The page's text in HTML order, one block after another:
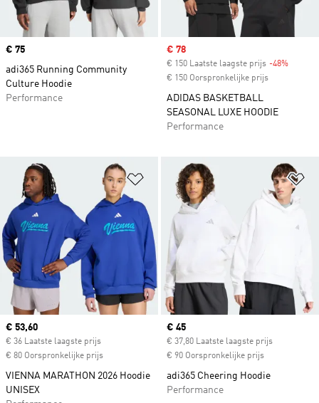
Price
€ 75
adi365 Running Community
Culture Hoodie
Performance
Sale price
€ 78
€ 150 Laatste laagste prijs -48%
€ 150 Oorspronkelijke prijs
ADIDAS BASKETBALL
SEASONAL LUXE HOODIE
Performance
Op verlanglijst zetten
Current price
€ 53,60
€ 36 Laatste laagste prijs
€ 80 Oorspronkelijke prijs
VIENNA MARATHON 2026 Hoodie
UNISEX
Current price
€ 45
€ 37,80 Laatste laagste prijs
€ 90 Oorspronkelijke prijs
adi365 Cheering Hoodie
Performance